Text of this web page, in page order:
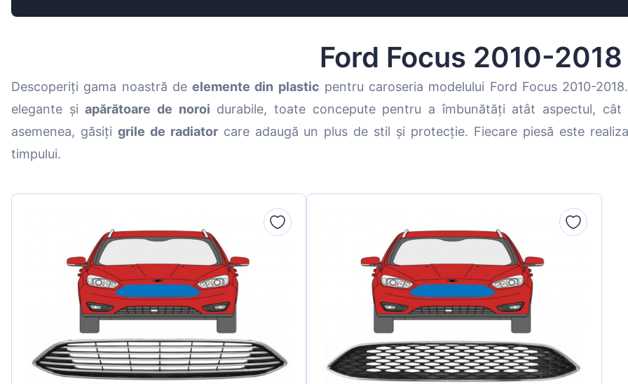
Mazda
Mercedes-Benz
Renault
Seat
Tesla
Toyota
Ford Focus 2010-2018
Descoperiți gama noastră deelemente din plastic pentru caroseria modelului Ford Focus 2010-
elegante șiapărătoare de noroi durabile, toate concepute pentru a îmbunătăți atât aspectul, cât
asemenea, găsiți grile de radiatorcare adaugă un plus de stil și protecție. Fiecare piesă este
timpului.